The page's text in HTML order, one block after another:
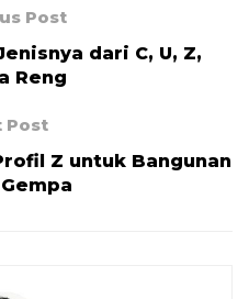
Post
dari C, U, Z,
Reng
Post
Z untuk Bangunan